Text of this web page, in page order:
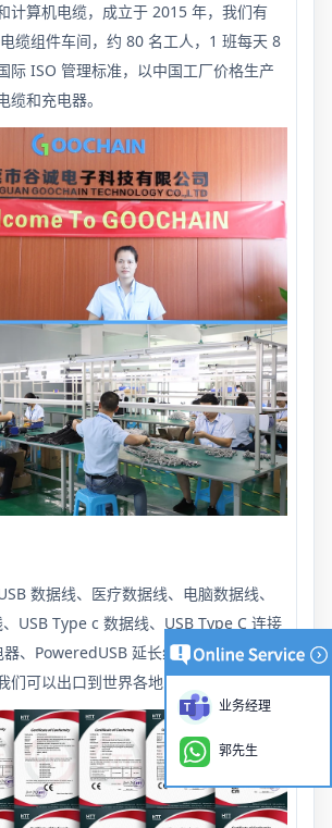
计算机电缆，成立于 2015 年，我们有
缆组件车间，约 80 名工人，1 班每天 8
际 ISO 管理标准，以中国工厂价格生产
缆和充电器。
数据线、医疗数据线、电脑数据线、
USB Type c 数据线、USB Type C 连接
、PoweredUSB 延长线均已通过国际要
们可以出口到世界各地，
业务经理
郭先生